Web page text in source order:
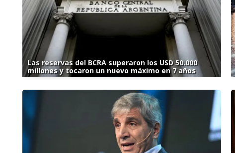
Las reservas del BCRA superaron los USD 50.000
millones y tocaron un nuevo máximo en 7 años